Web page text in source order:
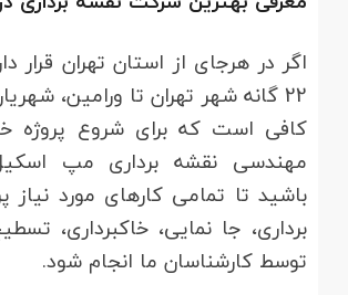
اگر در هرجای از استان تهران قرار
22 گانه شهر تهران تا ورامین،
کافی است که برای شروع پروژه
مهندسی نقشه برداری مپ
باشید تا تمامی کارهای مورد نیاز
برداری، جا نمایی، خاکبرداری،
توسط کارشناسان ما انجام شود.